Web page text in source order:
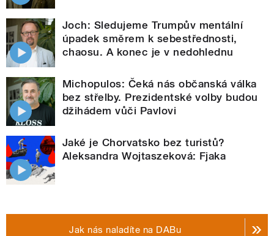
Joch: Sledujeme Trumpův mentální
úpadek směrem k sebestřednosti,
chaosu. A konec je v nedohlednu
Michopulos: Čeká nás občanská válka
bez střelby. Prezidentské volby budou
džihádem vůči Pavlovi
Jaké je Chorvatsko bez turistů?
Aleksandra Wojtaszeková: Fjaka
Jak nás naladíte na DABu